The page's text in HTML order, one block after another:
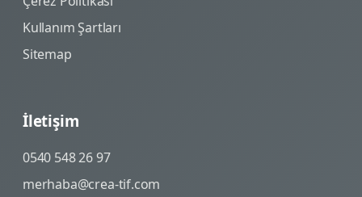
Kullanım Şartları
Sitemap
İletişim
0540 548 26 97
merhaba@crea-tif.com